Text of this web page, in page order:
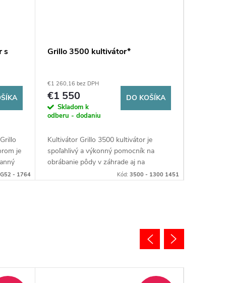
s
je
G52 - 1764
Grillo 3500 kultivátor*
€1 260,16 bez DPH
€1 550
Skladom k
odberu - dodaniu
DO KOŠÍKA
Kultivátor Grillo 3500 kultivátor je
spoľahlivý a výkonný pomocník na
obrábanie pôdy v záhrade aj na
menších pozemkoch. Silný motor,
Kód: 3500 - 1300 1451